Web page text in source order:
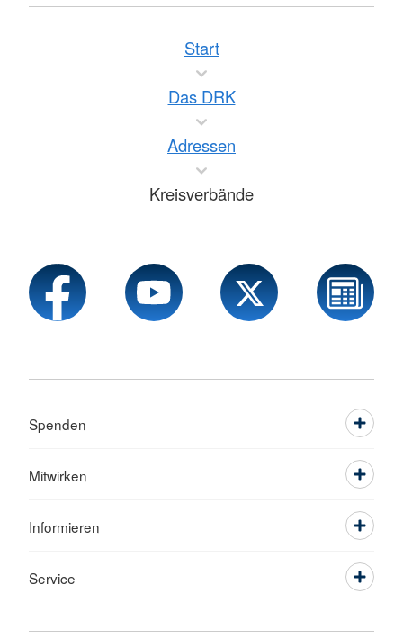
Start
Das DRK
Adressen
Kreisverbände
Spenden
Mitwirken
Informieren
Service